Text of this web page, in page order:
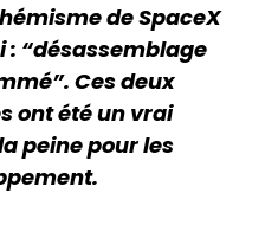
de SpaceX
: “désassemblage
Ces deux
ont été un vrai
peine pour les